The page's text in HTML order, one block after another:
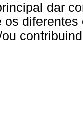
dar
os